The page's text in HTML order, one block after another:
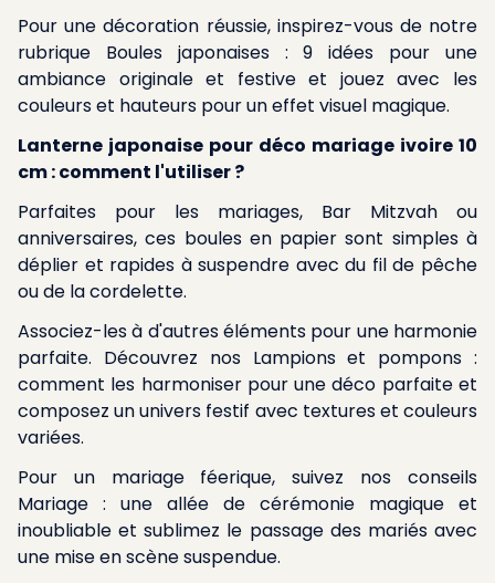
Pour une décoration réussie, inspirez-vous de notre
rubrique Boules japonaises : 9 idées pour une
ambiance originale et festiveet jouez avec les
couleurs et hauteurs pour un effet visuel magique.
Lanterne japonaise pour déco mariage ivoire 10
cm : comment l'utiliser ?
Parfaites pour les mariages, Bar Mitzvah ou
anniversaires, ces boules en papier sont simples à
déplier et rapides à suspendre avec du fil de pêche
ou de la cordelette.
Associez-les à d'autres éléments pour une harmonie
parfaite. Découvrez nos Lampions et pompons :
comment les harmoniser pour une déco parfaiteet
composez un univers festif avec textures et couleurs
variées.
Pour un mariage féerique, suivez nos conseils
Mariage : une allée de cérémonie magique et
inoubliable et sublimez le passage des mariés avec
une mise en scène suspendue.